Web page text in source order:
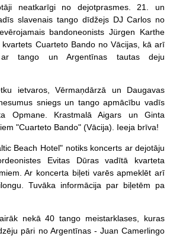
neatkarīgi no dejotprasmes. 21. un
slavenais tango dīdžejs DJ Carlos no
bandoneonists Jürgen Karthe
Cuarteto Bando no Vācijas, kā arī
ar tango un Argentīnas tautas deju
ietvaros, Vērmaņdārzā un Daugavas
sniegs un tango apmācību vadīs
Opmane. Krastmalā Aigars un Ginta
"Cuarteto Bando" (Vācija). Ieeja brīva!
Beach Hotel" notiks koncerts ar dejotāju
Evitas Dūras vadītā kvarteta
Ar koncerta biļeti varēs apmeklēt arī
Tuvāka informācija par biļetēm pa
nekā 40 tango meistarklases, kuras
pāri no Argentīnas - Juan Camerlingo